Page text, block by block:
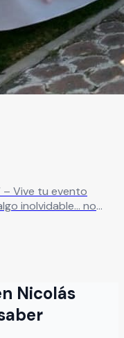
– Vive tu evento
✔ Eventos
sin
para eventos
natural,
para montaje de
Nicolás